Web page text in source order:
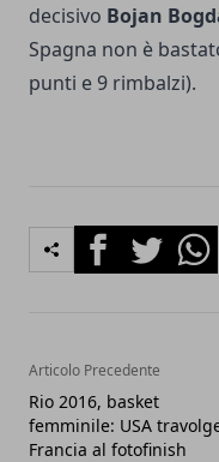
decisivo Bojan
Spagna non è
punti e 9 rimbalzi).
FacebookTwitter
Articolo Precedente
Rio 2016, basket
femminile: USA
Francia al fotofinish